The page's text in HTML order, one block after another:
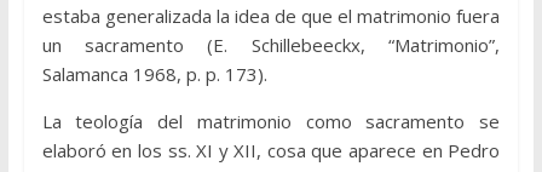
estaba generalizada la idea de que el matrimonio fuera
un sacramento (E. Schillebeeckx, “Matrimonio”,
Salamanca 1968, p. p. 173).
La teología del matrimonio como sacramento se
elaboró en los ss. XI y XII, cosa que aparece en Pedro